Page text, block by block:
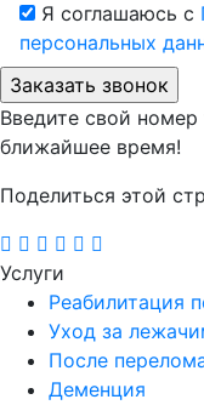
Я соглашаюсь с
персональных
Введите свой
ближайшее время!
Поделиться этой
Услуги
Реабилитация
Уход за
После
Деменция